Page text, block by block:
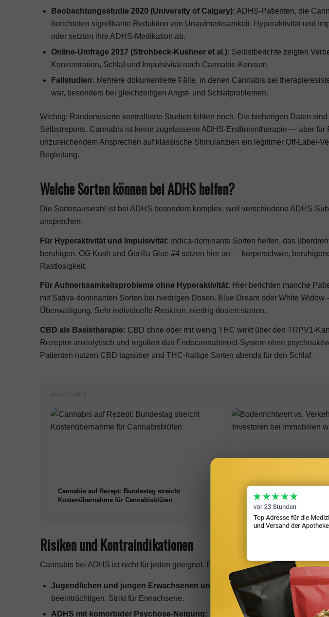
Beobachtungsstudie 2020 (University of Calgary): ADHS-Patienten, die
berichteten signifikante Reduktion von Unaufmerksamkeit, Hyperaktivität und
oder setzten ihre ADHS-Medikation ab.
Online-Umfrage 2017 (Strohbeck-Kuehner et al.): Selbstberichte zeigten
Konzentration, Schlaf und Impulsivität nach Cannabis-Konsum.
Fallstudien: Mehrere dokumentierte Fälle, in denen Cannabis bei
war, besonders bei gleichzeitigen Angst- und Schlafproblemen.
Wichtig: Randomisierte kontrollierte Studien fehlen noch. Die bisherigen Daten
Selbstreports. Cannabis ist keine zugelassene ADHS-Erstlinientherapie — aber für
unzureichendem Ansprechen auf klassische Stimulanzien ein legitimer Off-Label-
Begleitung.
Welche Sorten können bei ADHS helfen?
Die Sortenauswahl ist bei ADHS besonders komplex, weil verschiedene ADHS-
ansprechen:
Für Hyperaktivität und Impulsivität: Indica-dominante Sorten helfen, das
beruhigen. OG Kush und Gorilla Glue #4 setzen hier an — körperschwer,
Rastlosigkeit.
Für Aufmerksamkeitsprobleme ohne Hyperaktivität: Hier berichten manche
mit Sativa-dominanten Sorten bei niedrigen Dosen. Blue Dream oder White Widow
Überwältigung. Sehr individuelle Reaktion, niedrig dosiert starten.
CBD als Basistherapie: CBD ohne oder mit wenig THC wirkt über den TRPV1-
Rezeptor anxiolytisch und reguliert das Endocannabinoid-System ohne
Patienten nutzen CBD tagsüber und THC-haltige Sorten abends für den Schlaf.
Cannabis auf Rezept: Bundestag streicht
Kostenübernahme für Cannabisblüten
Bodenrichtwert vs.
Immobilien wirklich wissen
Risiken und Kontraindikationen
Cannabis bei ADHS ist nicht für jeden geeignet. Besondere Vorsicht ist geboten bei:
Jugendlichen und jungen Erwachsenen unter 25:
Cannabis kann die
beeinträchtigen. Strikt für Erwachsene.
ADHS mit komorbider Psychose-Neigung: Hohes THC kann Psychosen